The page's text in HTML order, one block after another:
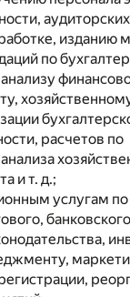
изданию
по
расчетов по
и т. д.;
услугам